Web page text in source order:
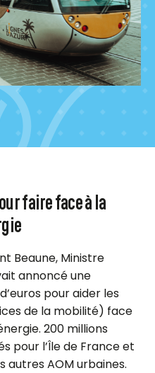
faire face à la
Beaune, Ministre
annoncé une
pour aider les
de la mobilité) face
200 millions
pour l’Île de France et
autres AOM urbaines.